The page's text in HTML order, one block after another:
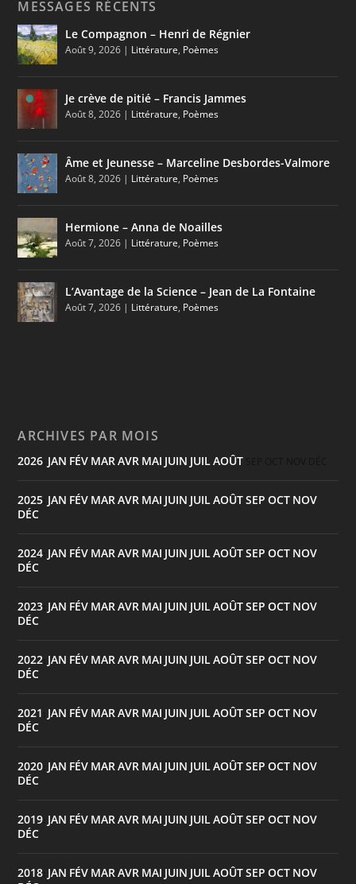
MESSAGES RÉCENTS
Le Compagnon – Henri de Régnier
Août 9, 2026 | Littérature, Poèmes
Je crève de pitié – Francis Jammes
Août 8, 2026 | Littérature, Poèmes
Âme et Jeunesse – Marceline Desbordes-Valmore
Août 8, 2026 | Littérature, Poèmes
Hermione – Anna de Noailles
Août 7, 2026 | Littérature, Poèmes
L’Avantage de la Science – Jean de La Fontaine
Août 7, 2026 | Littérature, Poèmes
ARCHIVES PAR MOIS
2026 JAN FÉV MARAVR MAI JUIN JUILAOÛT
2025 JAN FÉV MARAVR MAI JUIN JUILAOÛTSEP OCT NOV
DÉC
2024 JAN FÉV MARAVR MAI JUIN JUILAOÛTSEP OCT NOV
DÉC
2023 JAN FÉV MARAVR MAI JUIN JUILAOÛTSEP OCT NOV
DÉC
2022 JAN FÉV MARAVR MAI JUIN JUILAOÛTSEP OCT NOV
DÉC
2021 JAN FÉV MARAVR MAI JUIN JUILAOÛTSEP OCT NOV
DÉC
2020 JAN FÉV MARAVR MAI JUIN JUILAOÛTSEP OCT NOV
DÉC
2019 JAN FÉV MARAVR MAI JUIN JUILAOÛTSEP OCT NOV
DÉC
2018 JAN FÉV MARAVR MAI JUIN JUILAOÛTSEP OCT NOV